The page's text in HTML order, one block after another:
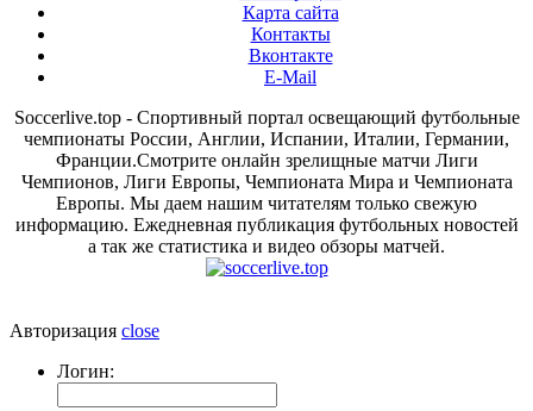
Карта сайта
Контакты
Вконтакте
E-Mail
Soccerlive.top - Спортивный портал освещающий футбольные
чемпионаты России, Англии, Испании, Италии, Германии,
Франции.Смотрите онлайн зрелищные матчи Лиги
Чемпионов, Лиги Европы, Чемпионата Мира и Чемпионата
Европы. Мы даем нашим читателям только свежую
информацию. Ежедневная публикация футбольных новостей
а так же статистика и видео обзоры матчей.
Авторизация close
Логин: